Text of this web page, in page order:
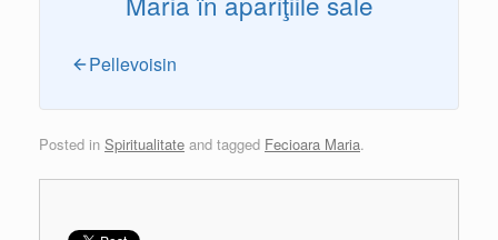
Pellevoisin
Posted in Spiritualitate and tagged Fecioara Maria.